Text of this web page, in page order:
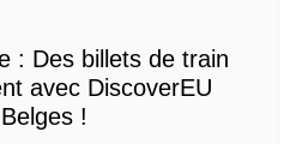
: Des billets de train
avec DiscoverEU
!